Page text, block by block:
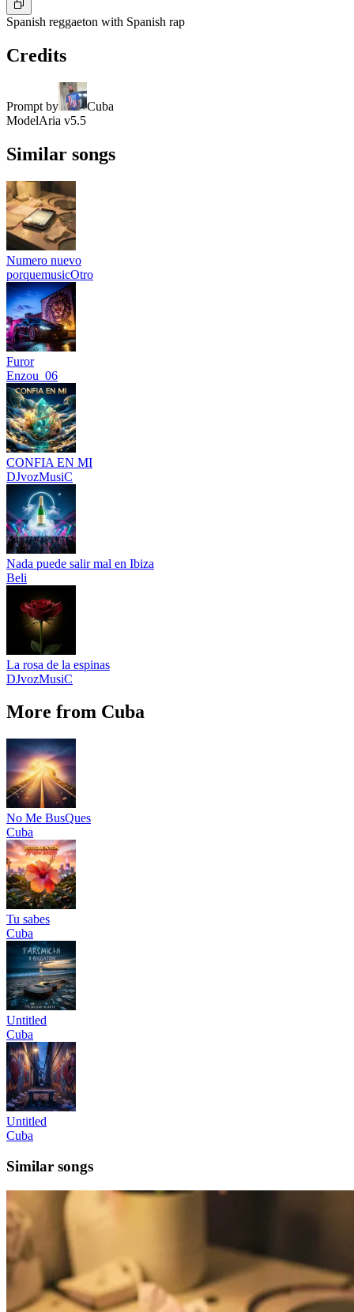
Spanish reggaeton with Spanish rap
Credits
Prompt by
Cuba
ModelAria v5.5
Similar songs
Numero nuevo
porquemusicOtro
Furor
Enzou_06
CONFIA EN MI
DJvozMusiC
Nada puede salir mal en Ibiza
Beli
La rosa de la espinas
DJvozMusiC
More from Cuba
No Me BusQues
Cuba
Tu sabes
Cuba
Untitled
Cuba
Untitled
Cuba
Similar songs